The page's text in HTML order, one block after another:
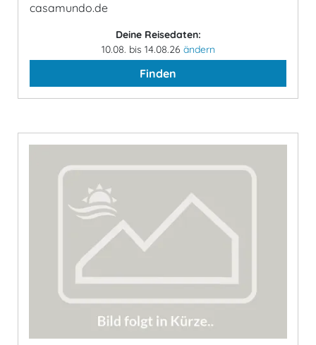
casamundo.de
Deine Reisedaten:
10.08. bis 14.08.26 ändern
Finden